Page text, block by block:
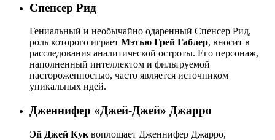
Спенсер Рид
Гениальный и необычайно одаренный Спенсер Рид,
роль которого играет Мэтью Грей Габлер, вносит в
расследования аналитической остроты. Его персонаж,
наполненный интеллектом и фильтруемой
настороженностью, часто является источником
уникальных идей.
Дженнифер «Джей-Джей» Джарро
Эй Джей Кук воплощает Дженнифер Джарро,